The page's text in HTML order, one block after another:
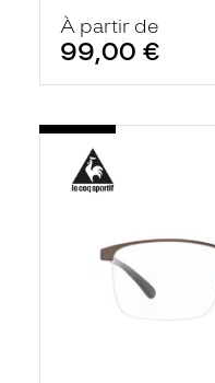
À partir de
99,00 €